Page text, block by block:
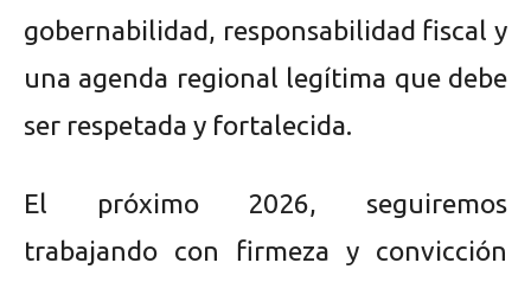
gobernabilidad, responsabilidad fiscal y
una agenda regional legítima que debe
ser respetada y fortalecida.
El próximo 2026, seguiremos
trabajando con firmeza y convicción